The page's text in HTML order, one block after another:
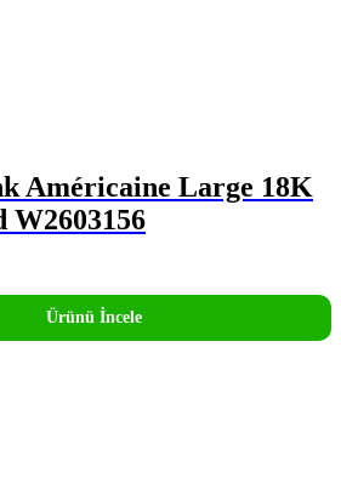
Américaine Large 18K
W2603156
Ürünü İncele